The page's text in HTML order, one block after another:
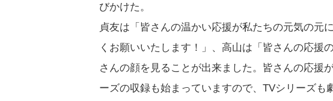
びかけた。
貞友は「皆さんの温かい応援が私たちの元気の元
くお願いいたします！」、高山は「皆さんの応援
さんの顔を見ることが出来ました。皆さんの応援
ーズの収録も始まっていますので、TVシリーズ